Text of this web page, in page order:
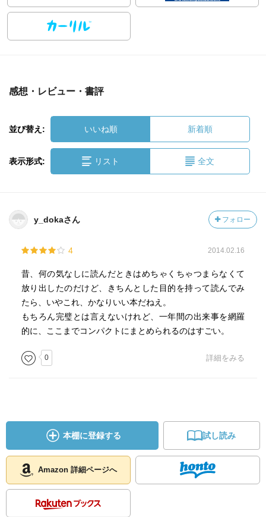
感想・レビュー・書評
並び替え: いいね順 新着順
表示形式: リスト 全文
y_dokaさん フォロー
4 2014.02.16
昔、何の気なしに読んだときはめちゃくちゃつまらなくて
放り出したのだけど、きちんとした目的を持って読んでみ
たら、いやこれ、かなりいい本だねえ。
もちろん完璧とは言えないけれど、一年間の出来事を網羅
的に、ここまでコンパクトにまとめられるのはすごい。
0 詳細をみる
本棚に登録する 試し読み
Amazon 詳細ページへ